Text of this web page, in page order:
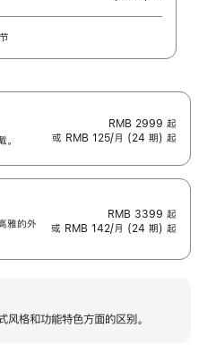
。
RMB 2999 起
或 RMB 125/月 (24 期) 起
雅的外
RMB 3399 起
或 RMB 142/月 (24 期) 起
风格和功能特色方面的区别。